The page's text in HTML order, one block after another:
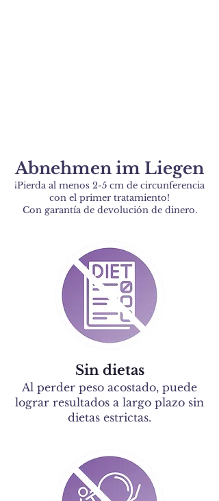
Abnehmen im Liegen
¡Pierda al menos 2-5 cm de circunferencia
con el primer tratamiento!
Con garantía de devolución de dinero.
Sin dietas
Al perder peso acostado, puede
lograr resultados a largo plazo sin
dietas estrictas.